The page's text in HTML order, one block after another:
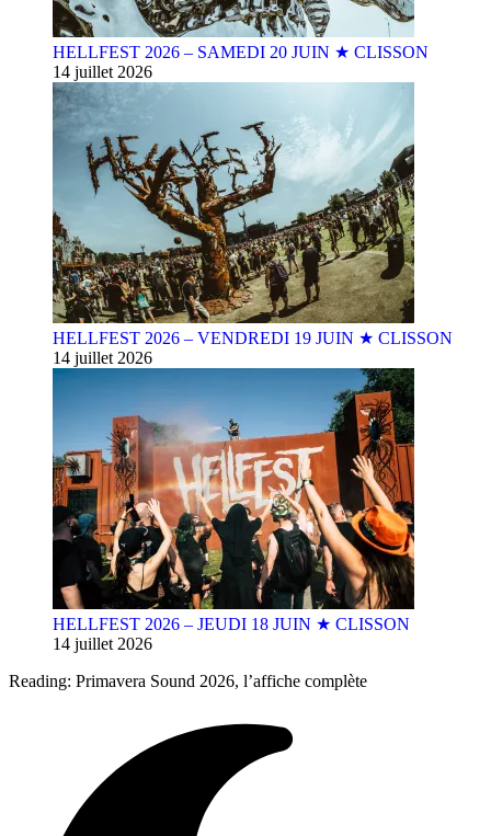
HELLFEST 2026 – SAMEDI 20 JUIN ★ CLISSON
14 juillet 2026
HELLFEST 2026 – VENDREDI 19 JUIN ★ CLISSON
14 juillet 2026
HELLFEST 2026 – JEUDI 18 JUIN ★ CLISSON
14 juillet 2026
Reading: Primavera Sound 2026, l’affiche complète